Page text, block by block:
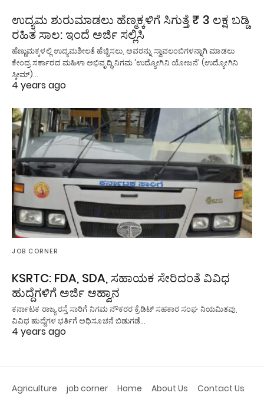
ಉದ್ಯಮ ಶುರುಮಾಡಲು ಹೆಣ್ಮಕ್ಕಳಿಗೆ ಸಿಗುತ್ತೆ ₹ 3 ಲಕ್ಷ ಬಡ್ಡಿ
ರಹಿತ ಸಾಲ: ಇಂದೆ ಅರ್ಜಿ ಸಲ್ಲಿಸಿ
ಹೆಣ್ಣುಮಕ್ಕಳಲ್ಲಿ ಉದ್ಯಮಶೀಲತೆ ಹೆಚ್ಚಿಸಲು, ಅವರನ್ನು ಸ್ವಾವಲಂಬಿಗಳನ್ನಾಗಿ ಮಾಡಲು
ಕೇಂದ್ರ ಸರ್ಕಾರದ ಮಹಿಳಾ ಅಭಿವೃದ್ಧಿ ನಿಗಮ 'ಉದ್ಯೋಗಿನಿ ಯೋಜನೆ' (ಉದ್ಯೋಗಿನಿ
ಸ್ಕೀಮ್)…
4 years ago
JOB CORNER
KSRTC: FDA, SDA, ಸಹಾಯಕ ಸೇರಿದಂತೆ ವಿವಿಧ
ಹುದ್ದೆಗಳಿಗೆ ಅರ್ಜಿ ಆಹ್ವಾನ
ಕರ್ನಾಟಕ ರಾಜ್ಯ ರಸ್ತೆ ಸಾರಿಗೆ ನಿಗಮ ನೌಕರರ ಕ್ರೆಡಿಟ್ ಸಹಕಾರ ಸಂಘ ನಿಯಮಿತವು,
ವಿವಿಧ ಹುದ್ದೆಗಳ ಭರ್ತಿಗೆ ಅಧಿಸೂಚನೆ ಬಿಡುಗಡೆ…
4 years ago
Agriculture job corner Home About Us Contact Us